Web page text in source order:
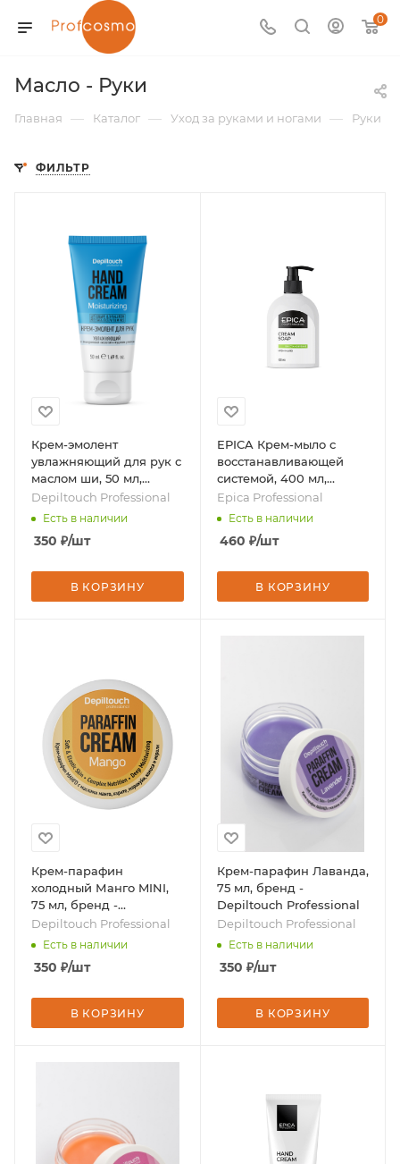
0
Масло - Руки
Главная — Каталог — Уход за руками и ногами — Руки
ФИЛЬТР
Крем-эмолент
увлажняющий для рук с
маслом ши, 50 мл,
бренд - Depiltouch
Professional
Depiltouch Professional
Есть в наличии
350 ₽/шт
В КОРЗИНУ
EPICA Крем-мыло с
восстанавливающей
системой, 400 мл,
бренд - Epica
Professional
Epica Professional
Есть в наличии
460 ₽/шт
В КОРЗИНУ
Крем-парафин
холодный Манго MINI,
75 мл, бренд -
Depiltouch Professional
Depiltouch Professional
Есть в наличии
350 ₽/шт
В КОРЗИНУ
Крем-парафин Лаванда,
75 мл, бренд -
Depiltouch Professional
Depiltouch Professional
Есть в наличии
350 ₽/шт
В КОРЗИНУ